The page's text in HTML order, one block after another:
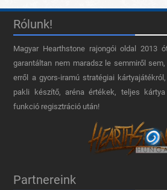
Rólunk!
Magyar Hearthstone​ rajongói oldal 2013
garantáltan nem maradsz le semmiről
erről a gyors-iramú stratégiai
pakli készítő, aréna értékek, teljes
funkció regisztráció után!
Partnereink